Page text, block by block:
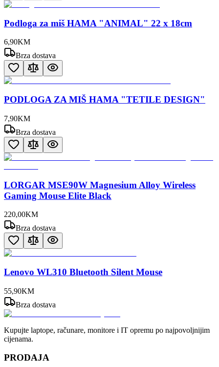
Podloga za miš HAMA "ANIMAL" 22 x 18cm
6,90KM
Brza dostava
PODLOGA ZA MIŠ HAMA "TETILE DESIGN"
7,90KM
Brza dostava
LORGAR MSE90W Magnesium Alloy Wireless
Gaming Mouse Elite Black
220,00KM
Brza dostava
Lenovo WL310 Bluetooth Silent Mouse
55,90KM
Brza dostava
Kupujte laptope, računare, monitore i IT opremu po najpovoljnijim
cijenama.
PRODAJA